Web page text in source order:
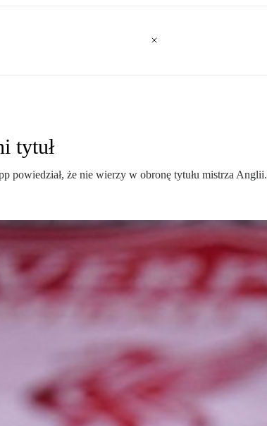
tytuł
powiedział, że nie wierzy w obronę tytułu mistrza Anglii.